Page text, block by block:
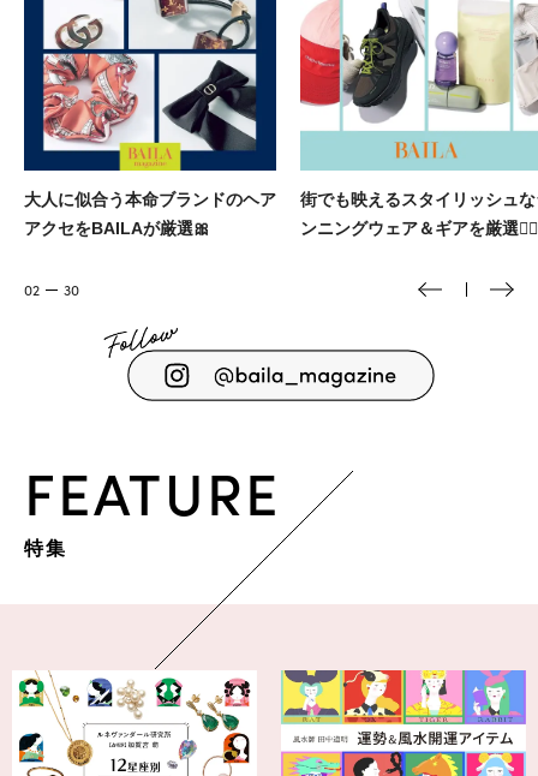
街でも映えるスタイリッシュなラ
ンニングウェア＆ギアを厳選🏃‍♀️
バイラ×メンズノンノ ふたり
役のウエディング vol.5
02 30
FEATURE
特集